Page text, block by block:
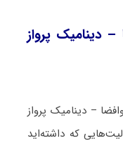
دینامیک پرواز
– دینامیک پرواز
که داشته‌اید